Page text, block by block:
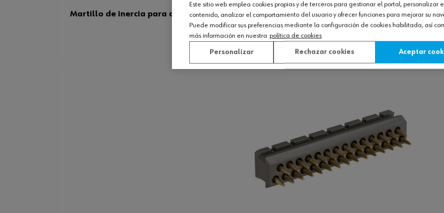
Martillo de inercia para desabollado
Ver producto
Este sitio web emplea cookies propias y de terceros para gestionar el portal, personalizar
contenido, analizar el comportamiento del usuario y ofrecer funciones para mejorar su
Puede modificar sus preferencias mediante la configuración de cookies habilitada, así
más información en nuestra política de cookies
Personalizar Rechazar cookies Aceptar